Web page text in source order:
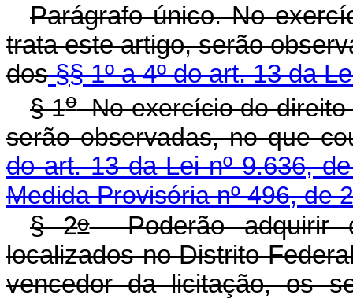
Parágrafo único. No
trata este artigo, serão
dos§§ 1º a 4º do art. 13 da
§ 1oNo exercício do direito
serão observadas, no que
do art. 13 da Lei nº 9.636,
Medida Provisória nº 496, de
§ 2oPoderão adquirir
localizados no Distrito
vencedor da licitação, os